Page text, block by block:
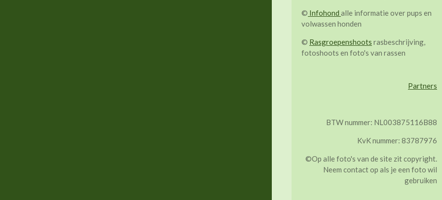
© Infohondalle informatie over pups en
volwassen honden
© Rasgroepenshoots rasbeschrijving,
fotoshoots en foto's van rassen
Partners
BTW nummer: NL003875116B88
KvK nummer: 83787976
©Op alle foto's van de site zit copyright.
Neem contact op als je een foto wil
gebruiken